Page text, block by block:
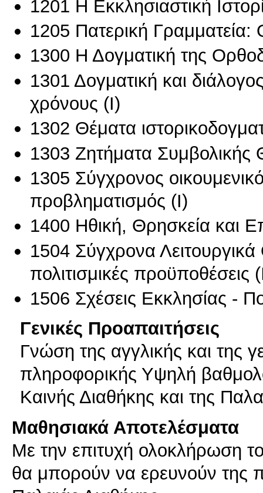
1201 Η Εκκλησιαστική
1205 Πατερική
1300 Η Δογματική της
1301 Δογματική και
χρόνους (Ι)
1302 Θέματα
1303 Ζητήματα Συμβολικής
1305 Σύγχρονος
προβληματισμός (I)
1400 Ηθική, Θρησκεία και
1504 Σύγχρονα Λειτουργικά
πολιτισμικές προϋποθέσεις
1506 Σχέσεις Εκκλησίας -
Γενικές Προαπαιτήσεις
Γνώση της αγγλικής και της
πληροφορικής Υψηλή
Καινής Διαθήκης και της
Μαθησιακά Αποτελέσματα
Με την επιτυχή ολοκλήρωση
θα μπορούν να ερευνούν της